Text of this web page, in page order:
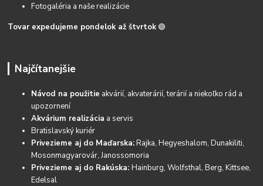
Fotogaléria a naše realizácie
Tovar expedujeme pondelok až štvrtok 🟢
Najčítanejšie
Návod na použitie akvárií, akvaterárií, terárií a niekoľko rád a
upozornení
Akvárium realizácia a servis
Bratislavský kuriér
Privezieme aj do Maďarska:Rajka, Hegyeshalom, Dunakiliti,
Mosonmagyarovár, Janossomoria
Privezieme aj do Rakúska:Hainburg, Wolfsthal, Berg, Kittsee,
Edelsal